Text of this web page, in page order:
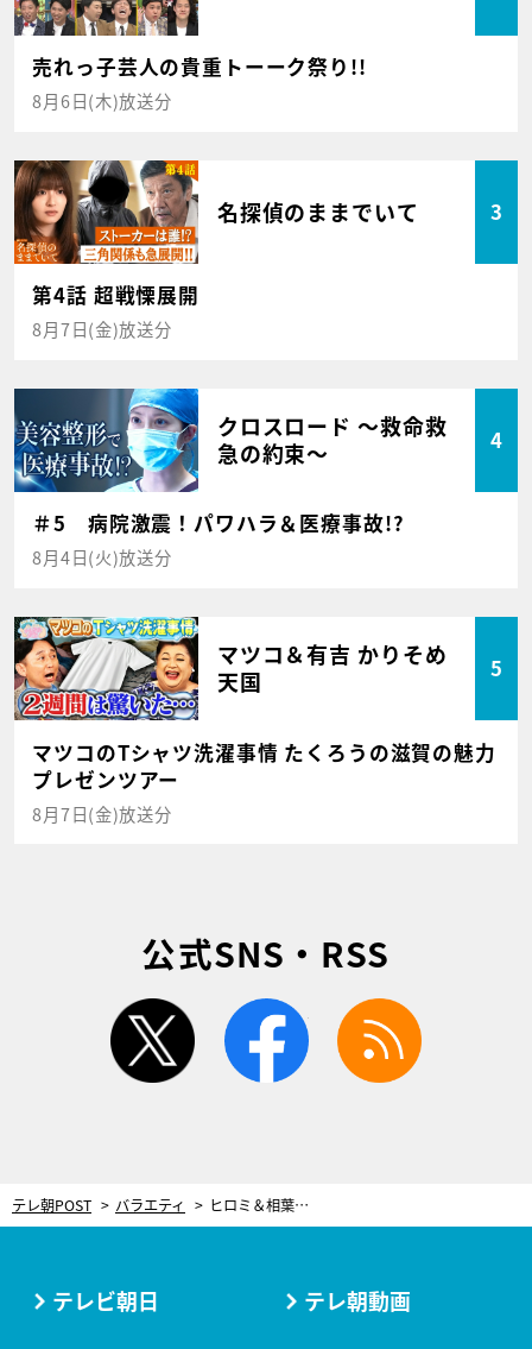
売れっ子芸人の貴重トーーク祭り!!
8月6日(木)放送分
名探偵のままでいて 3
第4話 超戦慄展開
8月7日(金)放送分
クロスロード ～救命救
急の約束～
4
＃5 病院激震！パワハラ＆医療事故!?
8月4日(火)放送分
マツコ＆有吉 かりそめ
天国
5
マツコのTシャツ洗濯事情 たくろうの滋賀の魅力
プレゼンツアー
8月7日(金)放送分
公式SNS・RSS
twitter facebook
テレ朝POST バラエティ ヒロミ＆相葉雅紀、初の静岡出張で全身泥だらけに！「やっべぇぞ」「風呂入りたい…」
テレビ朝日 テレ朝動画